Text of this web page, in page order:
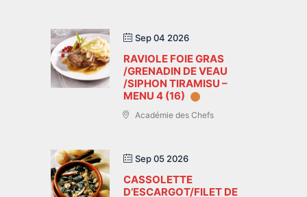
Sep 04 2026
RAVIOLE FOIE GRAS
/GRENADIN DE VEAU
/SIPHON TIRAMISU –
MENU 4 (16)
Académie des Chefs
Sep 05 2026
CASSOLETTE
D’ESCARGOT/FILET DE